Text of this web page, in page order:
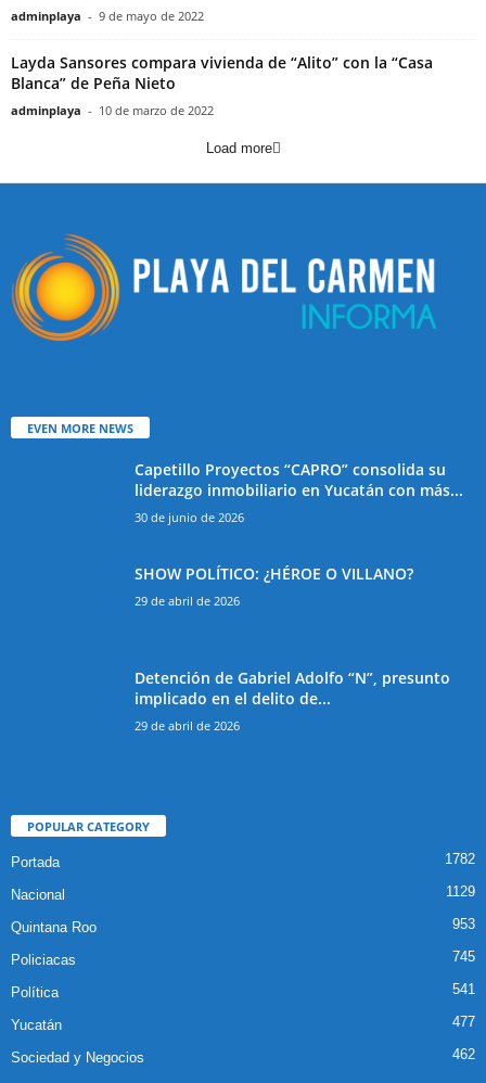
adminplaya - 9 de mayo de 2022
Layda Sansores compara vivienda de “Alito” con la “Casa
Blanca” de Peña Nieto
adminplaya - 10 de marzo de 2022
Load more
EVEN MORE NEWS
Capetillo Proyectos “CAPRO” consolida su
liderazgo inmobiliario en Yucatán con más...
30 de junio de 2026
SHOW POLÍTICO: ¿HÉROE O VILLANO?
29 de abril de 2026
Detención de Gabriel Adolfo “N”, presunto
implicado en el delito de...
29 de abril de 2026
POPULAR CATEGORY
Portada 1782
Nacional 1129
Quintana Roo 953
Policiacas 745
Política 541
Yucatán 477
Sociedad y Negocios 462